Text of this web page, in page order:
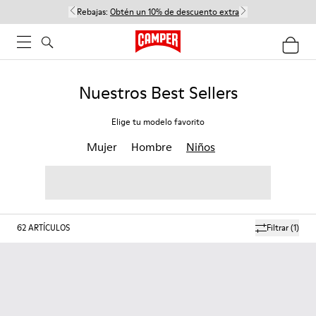
Rebajas: Obtén un 10% de descuento extra
Nuestros Best Sellers
Elige tu modelo favorito
Mujer Hombre Niños
Filtrar(1)
62ARTÍCULOS